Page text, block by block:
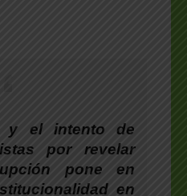
y el intento de
por revelar
pone en
en